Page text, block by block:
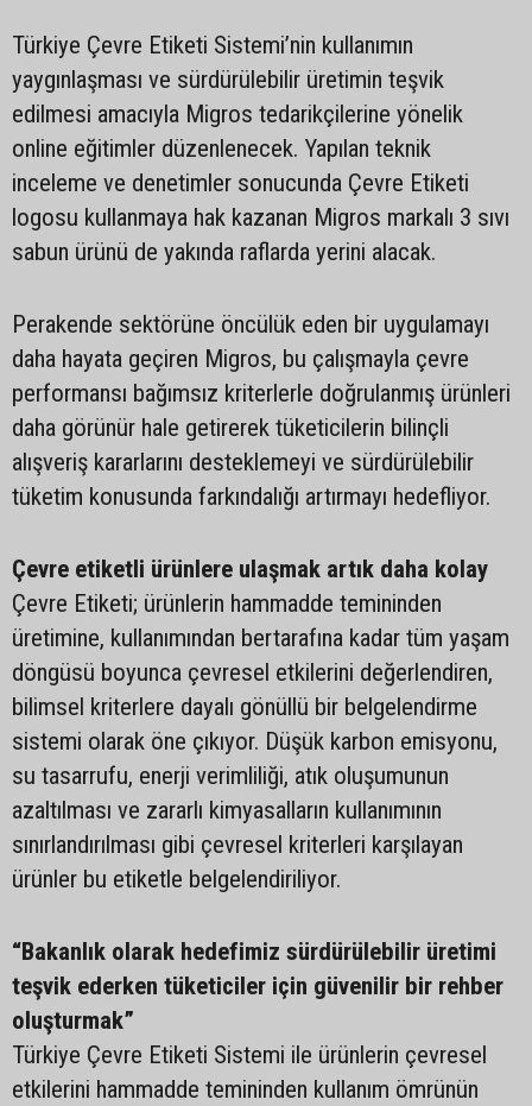
Türkiye Çevre Etiketi Sistemi’nin kullanımın
yaygınlaşması ve sürdürülebilir üretimin teşvik
edilmesi amacıyla Migros tedarikçilerine yönelik
online eğitimler düzenlenecek. Yapılan teknik
inceleme ve denetimler sonucunda Çevre Etiketi
logosu kullanmaya hak kazanan Migros markalı 3 sıvı
sabun ürünü de yakında raflarda yerini alacak.
Perakende sektörüne öncülük eden bir uygulamayı
daha hayata geçiren Migros, bu çalışmayla çevre
performansı bağımsız kriterlerle doğrulanmış ürünleri
daha görünür hale getirerek tüketicilerin bilinçli
alışveriş kararlarını desteklemeyi ve sürdürülebilir
tüketim konusunda farkındalığı artırmayı hedefliyor.
Çevre etiketli ürünlere ulaşmak artık daha kolay
Çevre Etiketi; ürünlerin hammadde temininden
üretimine, kullanımından bertarafına kadar tüm yaşam
döngüsü boyunca çevresel etkilerini değerlendiren,
bilimsel kriterlere dayalı gönüllü bir belgelendirme
sistemi olarak öne çıkıyor. Düşük karbon emisyonu,
su tasarrufu, enerji verimliliği, atık oluşumunun
azaltılması ve zararlı kimyasalların kullanımının
sınırlandırılması gibi çevresel kriterleri karşılayan
ürünler bu etiketle belgelendiriliyor.
“Bakanlık olarak hedefimiz sürdürülebilir üretimi
teşvik ederken tüketiciler için güvenilir bir rehber
oluşturmak”
Türkiye Çevre Etiketi Sistemi ile ürünlerin çevresel
etkilerini hammadde temininden kullanım ömrünün